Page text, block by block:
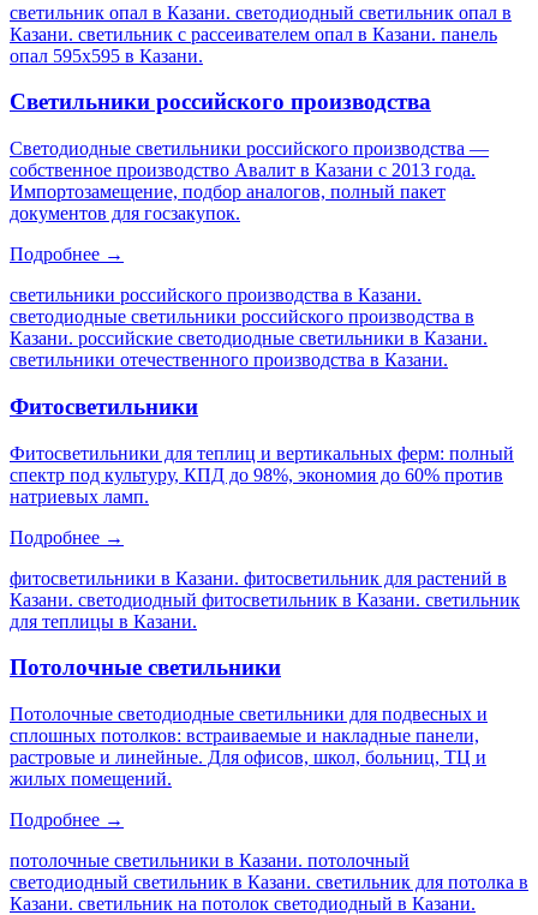
светильник опал в Казани. светодиодный светильник опал в
Казани. светильник с рассеивателем опал в Казани. панель
опал 595х595 в Казани.
Светильники российского производства
Светодиодные светильники российского производства —
собственное производство Авалит в Казани с 2013 года.
Импортозамещение, подбор аналогов, полный пакет
документов для госзакупок.
Подробнее →
светильники российского производства в Казани.
светодиодные светильники российского производства в
Казани. российские светодиодные светильники в Казани.
светильники отечественного производства в Казани.
Фитосветильники
Фитосветильники для теплиц и вертикальных ферм: полный
спектр под культуру, КПД до 98%, экономия до 60% против
натриевых ламп.
Подробнее →
фитосветильники в Казани. фитосветильник для растений в
Казани. светодиодный фитосветильник в Казани. светильник
для теплицы в Казани.
Потолочные светильники
Потолочные светодиодные светильники для подвесных и
сплошных потолков: встраиваемые и накладные панели,
растровые и линейные. Для офисов, школ, больниц, ТЦ и
жилых помещений.
Подробнее →
потолочные светильники в Казани. потолочный
светодиодный светильник в Казани. светильник для потолка в
Казани. светильник на потолок светодиодный в Казани.